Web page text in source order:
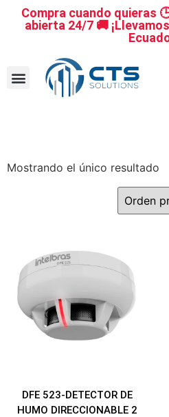
Compra cuando quieras
abierta 24/7 🚚
Mostrando el único resultado
DFE 523-DETECTOR DE
HUMO DIRECCIONABLE 2